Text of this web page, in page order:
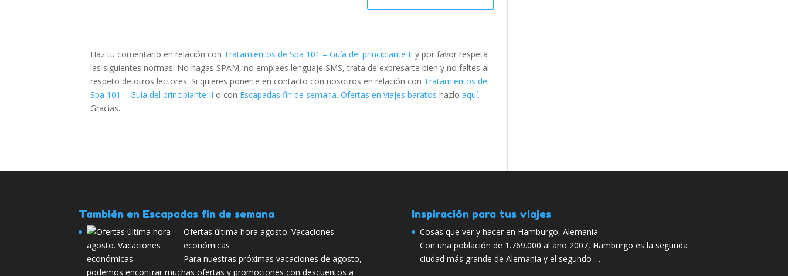
Haz tu comentario en relación con Tratamientos de Spa 101 – Guía del principiante II y por favor respeta
las siguientes normas: No hagas SPAM, no emplees lenguaje SMS, trata de expresarte bien y no faltes al
respeto de otros lectores. Si quieres ponerte en contacto con nosotros en relación con Tratamientos de
Spa 101 – Guía del principiante II o con Escapadas fin de semana. Ofertas en viajes baratos hazloaquí.
Gracias.
También en Escapadas fin de semana
Ofertas última hora agosto. Vacaciones
económicas
Para nuestras próximas vacaciones de agosto,
podemos encontrar muchas ofertas y promociones con descuentos a
Inspiración para tus viajes
Cosas que ver y hacer en Hamburgo, Alemania
Con una población de 1.769.000 al año 2007, Hamburgo es la segunda
ciudad más grande de Alemania y el segundo …